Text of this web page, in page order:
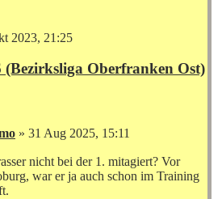
2023, 21:25
(Bezirksliga Oberfranken Ost)
» 31 Aug 2025, 15:11
nicht bei der 1. mitagiert? Vor
war er ja auch schon im Training